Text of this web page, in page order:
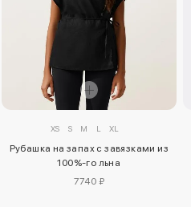
XS S M L XL
Рубашка на запах с завязками из
100%-го льна
7740 ₽